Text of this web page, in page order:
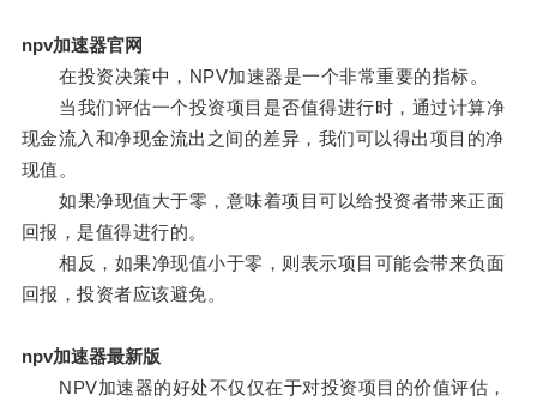
npv加速器官网
在投资决策中，NPV加速器是一个非常重要的指标。
当我们评估一个投资项目是否值得进行时，通过计算净
现金流入和净现金流出之间的差异，我们可以得出项目的净
现值。
如果净现值大于零，意味着项目可以给投资者带来正面
回报，是值得进行的。
相反，如果净现值小于零，则表示项目可能会带来负面
回报，投资者应该避免。
npv加速器最新版
NPV加速器的好处不仅仅在于对投资项目的价值评估，